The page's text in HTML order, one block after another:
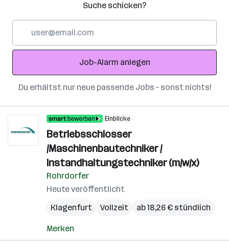
Suche schicken?
Adresse
Job-Alarm anlegen
Du erhältst nur neue passende Jobs – sonst nichts!
Einblicke
Betriebsschlosser
/Maschinenbautechniker /
Instandhaltungstechniker (m/w/x)
Rohrdorfer
Heute veröffentlicht
Klagenfurt
Vollzeit ab 18,26 € stündlich
Merken